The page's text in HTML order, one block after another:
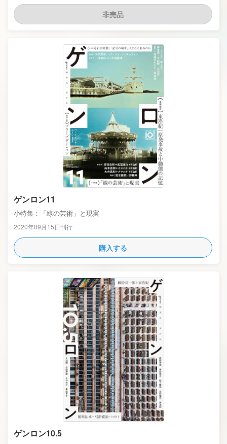
非売品
ゲンロン11
小特集：「線の芸術」と現実
2020年09月15日刊行
購入する
ゲンロン10.5